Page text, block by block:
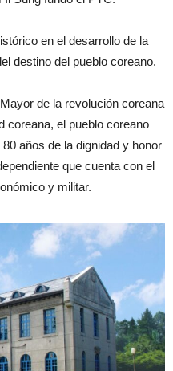
en el desarrollo de la
destino del pueblo coreano.
de la revolución coreana
coreana, el pueblo coreano
años de la dignidad y honor
que cuenta con el
y militar.